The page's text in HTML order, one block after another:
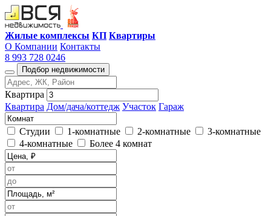
Жилые комплексы КП Квартиры
О Компании Контакты
8 993 728 0246
Подбор недвижимости
Квартира
Квартира Дом/дача/коттедж Участок Гараж
Студии 1-комнатные 2-комнатные
3-комнатные
4-комнатные
Более 4 комнат